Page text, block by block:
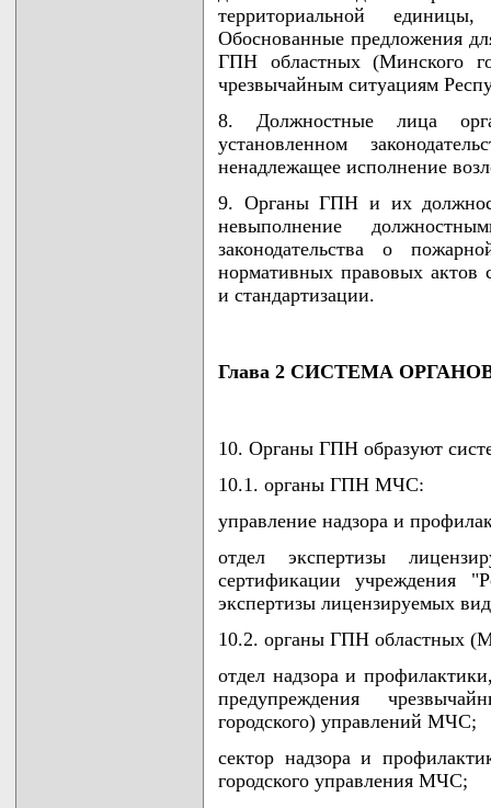
территориальной
Обоснованные предложения
ГПН областных (Минского
чрезвычайным ситуациям
8. Должностные лица
установленном
ненадлежащее исполнение
9. Органы ГПН и их
невыполнение
законодательства о
нормативных правовых актов
и стандартизации.
Глава 2 СИСТЕМА
10. Органы ГПН образуют
10.1. органы ГПН МЧС:
управление надзора и
отдел экспертизы
сертификации учреждения
экспертизы лицензируемых
10.2. органы ГПН областных
отдел надзора и
предупреждения
городского) управлений МЧС;
сектор надзора и
городского управления МЧС;